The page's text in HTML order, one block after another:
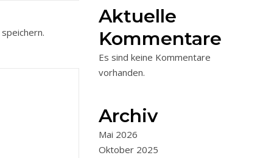
Aktuelle
Kommentare
Es sind keine Kommentare
vorhanden.
Archiv
Mai 2026
Oktober 2025